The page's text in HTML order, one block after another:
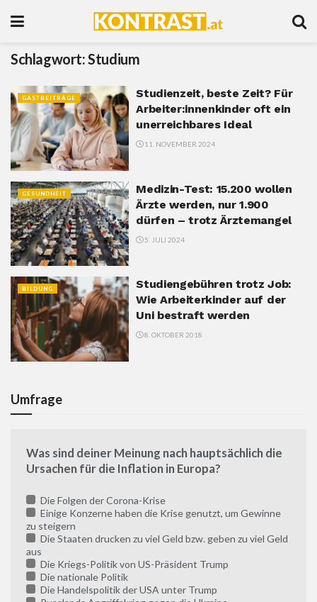
Schlagwort:Studium
GASTBEITRÄGE
Studienzeit, beste Zeit? Für
Arbeiter:innenkinder oft ein
unerreichbares Ideal
11. NOVEMBER 2024
GESUNDHEIT
Medizin-Test: 15.200 wollen
Ärzte werden, nur 1.900
dürfen – trotz Ärztemangel
5. JULI 2024
BILDUNG
Studiengebühren trotz Job:
Wie Arbeiterkinder auf der
Uni bestraft werden
8. OKTOBER 2018
Umfrage
Was sind deiner Meinung nach hauptsächlich die
Ursachen für die Inflation in Europa?
Die Folgen der Corona-Krise
Einige Konzerne haben die Krise genutzt, um Gewinne
zu steigern
Die Staaten drucken zu viel Geld bzw. geben zu viel Geld
aus
Die Kriegs-Politik von US-Präsident Trump
Die nationale Politik
Die Handelspolitik der USA unter Trump